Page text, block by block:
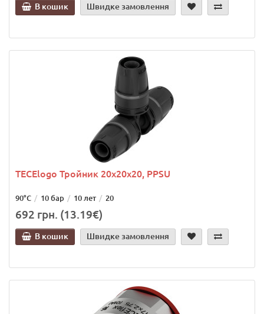
В кошик Швидке замовлення
TECElogo Тройник 20х20х20, PPSU
90°C 10 бар 10 лет 20
692 грн. (13.19€)
В кошик Швидке замовлення